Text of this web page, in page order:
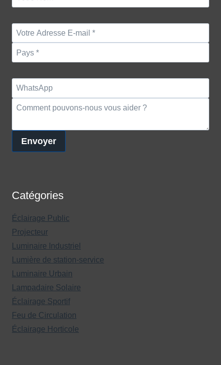
Envoyer
Catégories
Éclairage Public
Projecteur
Luminaire Industriel
Lumière de station-service
Luminaire Urbain
Lampadaire Solaire
Éclairage Sportif
Feu de Circulation
Éclairage Horticole